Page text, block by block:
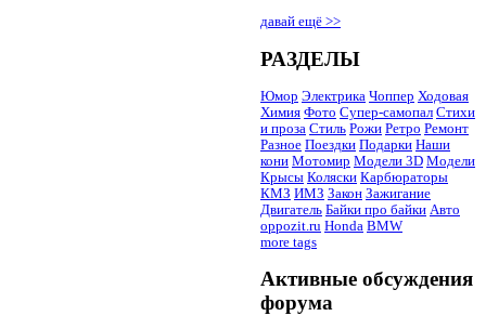
давай ещё >>
РАЗДЕЛЫ
Юмор Электрика Чоппер Ходовая
Химия Фото Супер-самопал Стихи
и проза Стиль Рожи Ретро Ремонт
Разное Поездки Подарки Наши
кони Мотомир Модели 3D Модели
Крысы Коляски Карбюраторы
КМЗ ИМЗ Закон Зажигание
Двигатель Байки про байки Авто
oppozit.ru Honda BMW
more tags
Активные обсуждения
форума